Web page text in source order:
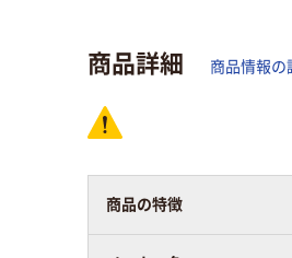
ビニールテープ長
さ
アスクル商品環境
商品詳細 商品情報の
商品の特徴